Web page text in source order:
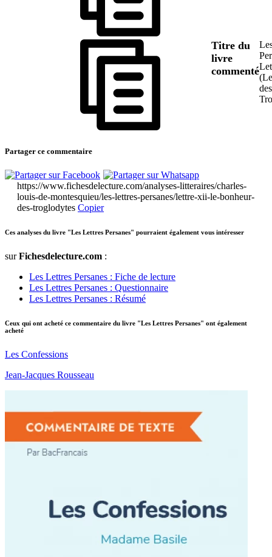
Titre du
livre
commenté
des
Partager ce commentaire
https://www.fichesdelecture.com/analyses-litteraires/charles-
louis-de-montesquieu/les-lettres-persanes/lettre-xii-le-bonheur-
des-troglodytes Copier
Ces analyses du livre "Les Lettres Persanes" pourraient également vous intéresser
surFichesdelecture.com :
Les Lettres Persanes : Fiche de lecture
Les Lettres Persanes : Questionnaire
Les Lettres Persanes : Résumé
Ceux qui ont acheté ce commentaire du livre "Les Lettres Persanes" ont également
acheté
Les Confessions
Jean-Jacques Rousseau